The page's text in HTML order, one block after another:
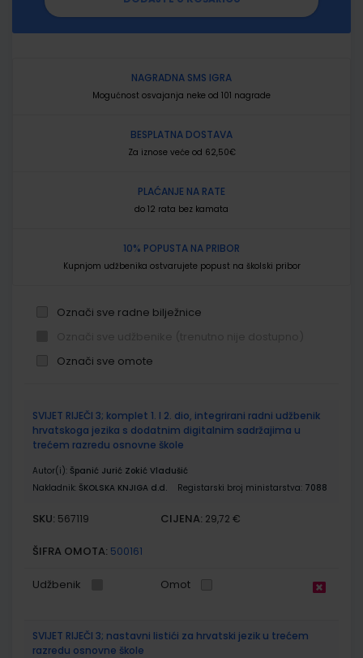
NAGRADNA SMS IGRA
Mogućnost osvajanja neke od 101 nagrade
BESPLATNA DOSTAVA
Za iznose veće od 62,50€
PLAĆANJE NA RATE
do 12 rata bez kamata
10% POPUSTA NA PRIBOR
Kupnjom udžbenika ostvarujete popust na školski pribor
Označi sve radne bilježnice
Označi sve omote
proizvodi
SVIJET RIJEČI 3; komplet 1. I 2. dio, integrirani radni udžbenik
hrvatskoga jezika s dodatnim digitalnim sadržajima u
trećem razredu osnovne škole
Autor(i): Španić Jurić Zokić Vladušić
Nakladnik: ŠKOLSKA KNJIGA d.d. Registarski broj ministarstva: 7088
SKU: 567119 CIJENA: 29,72 €
ŠIFRA OMOTA: 500161
Udžbenik Omot
SVIJET RIJEČI 3; nastavni listići za hrvatski jezik u trećem
razredu osnovne škole